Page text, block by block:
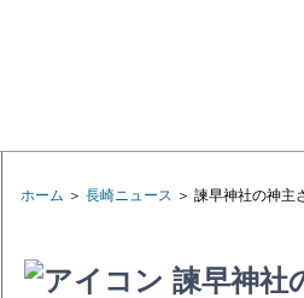
ホーム ＞ 長崎ニュース ＞ 諫早神社の神主
諫早神社